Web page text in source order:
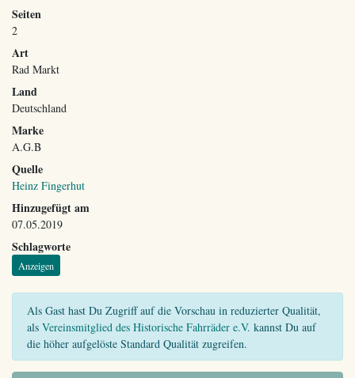
Seiten
2
Art
Rad Markt
Land
Deutschland
Marke
A.G.B
Quelle
Heinz Fingerhut
Hinzugefügt am
07.05.2019
Schlagworte
Anzeigen
Als Gast hast Du Zugriff auf die Vorschau in reduzierter Qualität,
als Vereinsmitglied des Historische Fahrräder e.V. kannst Du auf
die höher aufgelöste Standard Qualität zugreifen.